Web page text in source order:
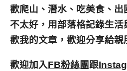
歡爬山、潛水、吃美食、出
不太好，用部落格記錄生活
歡我的文章，歡迎分享給親
歡迎加入FB粉絲團跟